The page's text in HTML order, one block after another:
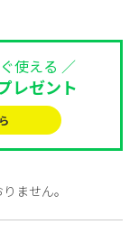
使える ／
レゼント
ません。